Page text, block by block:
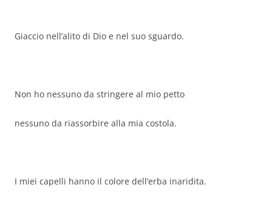
Giaccio nell’alito di Dio e nel suo sguardo.
Non ho nessuno da stringere al mio petto
nessuno da riassorbire alla mia costola.
I miei capelli hanno il colore dell’erba inaridita.